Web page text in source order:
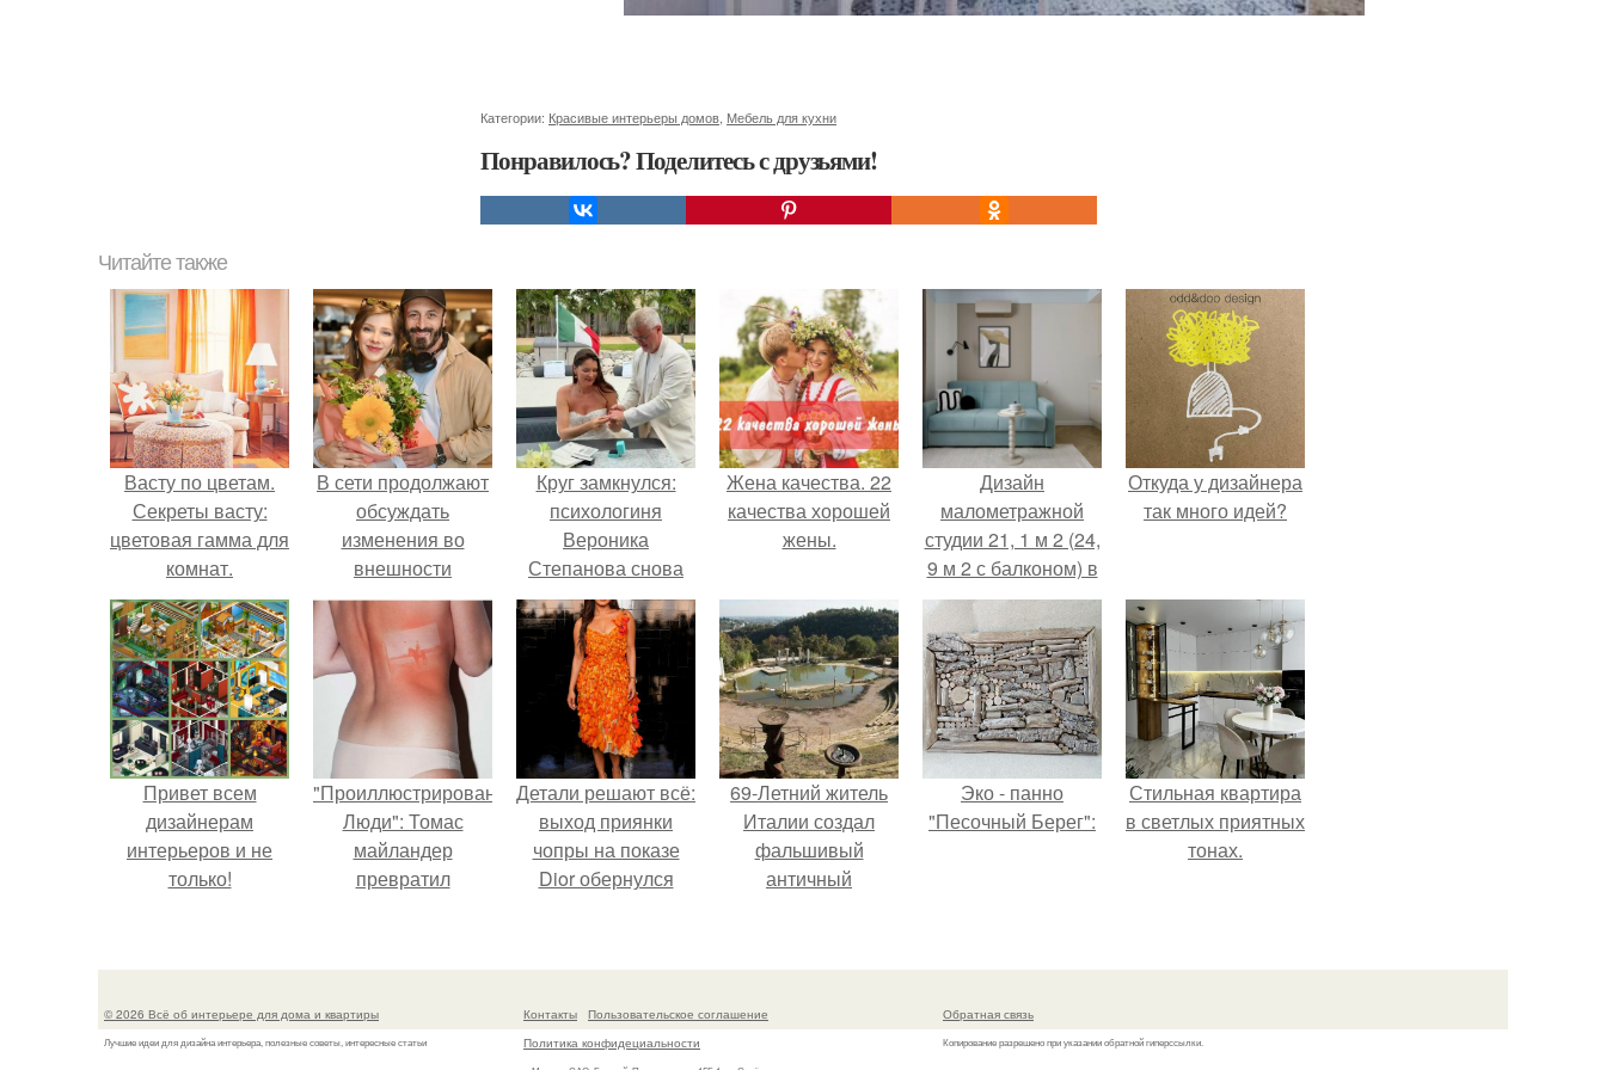
Категории: Красивые интерьеры домов Мебель для кухни
Понравилось? Поделитесь с друзьями!
Читайте также
Васту по цветам.
Секреты васту:
цветовая гамма для
комнат.
В сети продолжают
обсуждать
изменения во
внешности
актрисы.
Круг замкнулся:
психологиня
Вероника
Степанова снова
вышла замуж за
собственного
бывшего мужа.
Жена качества. 22
качества хорошей
жены.
Дизайн
малометражной
студии 21, 1 м 2 (24,
9 м 2 с балконом) в
Краснодаре.
Откуда у дизайнера
так много идей?
Привет всем
дизайнерам
интерьеров и не
только!
"Проиллюстрированные
Люди": Томас
майландер
превратил
Детали решают всё:
выход приянки
чопры на показе
Dior обернулся
пошива.
69-Летний житель
Италии создал
фальшивый
античный
успешно выдавал
историческое
Эко - панно
"Песочный Берег":
Стильная квартира
в светлых приятных
тонах.
© 2026 Всё об интерьере для дома и квартиры
Лучшие идеи для дизайна интерьера, полезные советы, интересные статьи
Контакты
Пользовательское соглашение
Политика конфидециальности
Обратная связь
Копирование разрешено при указании обратной гиперссылки.